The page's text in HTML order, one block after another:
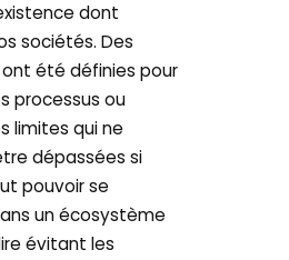
dont
sociétés. Des
ont été définies pour
processus ou
limites qui ne
dépassées si
pouvoir se
un écosystème
évitant les